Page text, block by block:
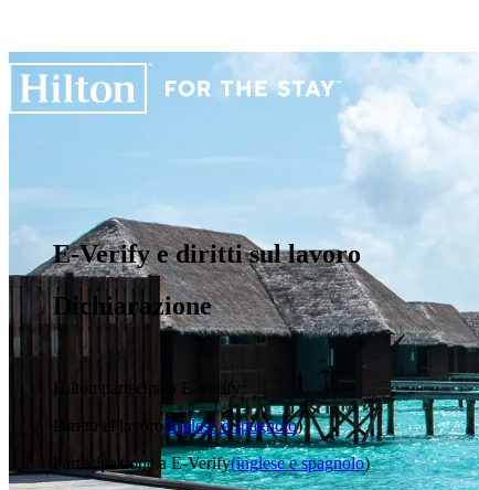
E-Verify e diritti sul lavoro
Dichiarazione
Hilton partecipa a E-Verify:
Diritto al lavoro(inglese e spagnolo)
Partecipazione a E-Verify(inglese e spagnolo)